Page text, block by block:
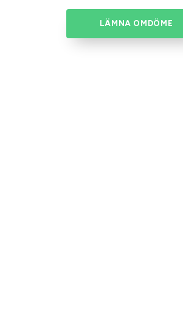
LÄMNA OMDÖME